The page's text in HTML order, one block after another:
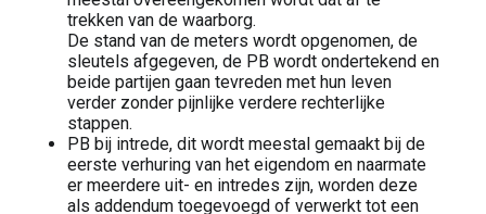
trekken van de waarborg.
De stand van de meters wordt opgenomen, de
sleutels afgegeven, de PB wordt ondertekend en
beide partijen gaan tevreden met hun leven
verder zonder pijnlijke verdere rechterlijke
stappen.
PB bij intrede, dit wordt meestal gemaakt bij de
eerste verhuring van het eigendom en naarmate
er meerdere uit- en intredes zijn, worden deze
als addendum toegevoegd of verwerkt tot een